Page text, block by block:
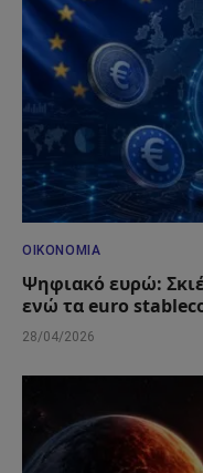
ΟΙΚΟΝΟΜΊΑ
Ψηφιακό ευρώ:
ενώ τα euro
28/04/2026